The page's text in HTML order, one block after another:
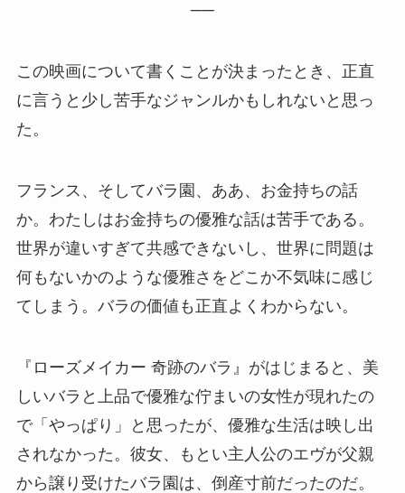
──
この映画について書くことが決まったとき、正直
に言うと少し苦手なジャンルかもしれないと思っ
た。
フランス、そしてバラ園、ああ、お金持ちの話
か。わたしはお金持ちの優雅な話は苦手である。
世界が違いすぎて共感できないし、世界に問題は
何もないかのような優雅さをどこか不気味に感じ
てしまう。バラの価値も正直よくわからない。
『ローズメイカー 奇跡のバラ』がはじまると、美
しいバラと上品で優雅な佇まいの女性が現れたの
で「やっぱり」と思ったが、優雅な生活は映し出
されなかった。彼女、もとい主人公のエヴが父親
から譲り受けたバラ園は、倒産寸前だったのだ。